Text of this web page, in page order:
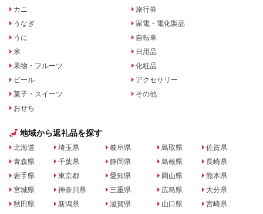
カニ
うなぎ
うに
米
果物・フルーツ
ビール
菓子・スイーツ
おせち
旅行券
家電・電化製品
自転車
日用品
化粧品
アクセサリー
その他
地域から返礼品を探す
北海道
青森県
岩手県
宮城県
秋田県
埼玉県
千葉県
東京都
神奈川県
新潟県
岐阜県
静岡県
愛知県
三重県
滋賀県
鳥取県
島根県
岡山県
広島県
山口県
佐賀県
長崎県
熊本県
大分県
宮崎県